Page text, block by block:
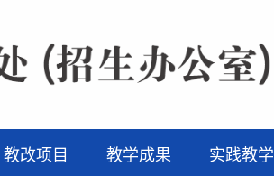
教改项目 教学成果 实践教学